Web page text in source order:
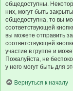
общедоступны.
них, могут быть
общедоступна, то вы
соответствующей
вы можете отправить
соответствующей
участие в группе и
Пожалуйста, не
у него могут быть для
Вернуться к началу